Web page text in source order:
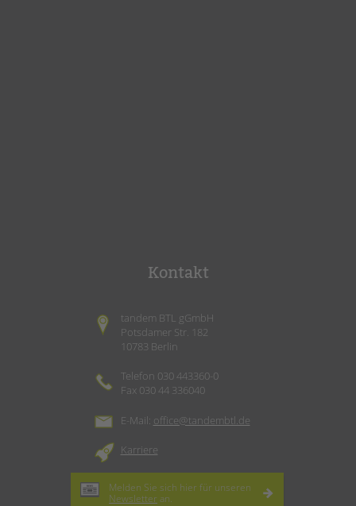
Kontakt
tandem BTL gGmbH
Potsdamer Str. 182
10783 Berlin
Telefon 030 443360-0
Fax 030 44 336040
E-Mail: office@tandembtl.de
Karriere
Melden Sie sich hier für unseren
Newsletter an.